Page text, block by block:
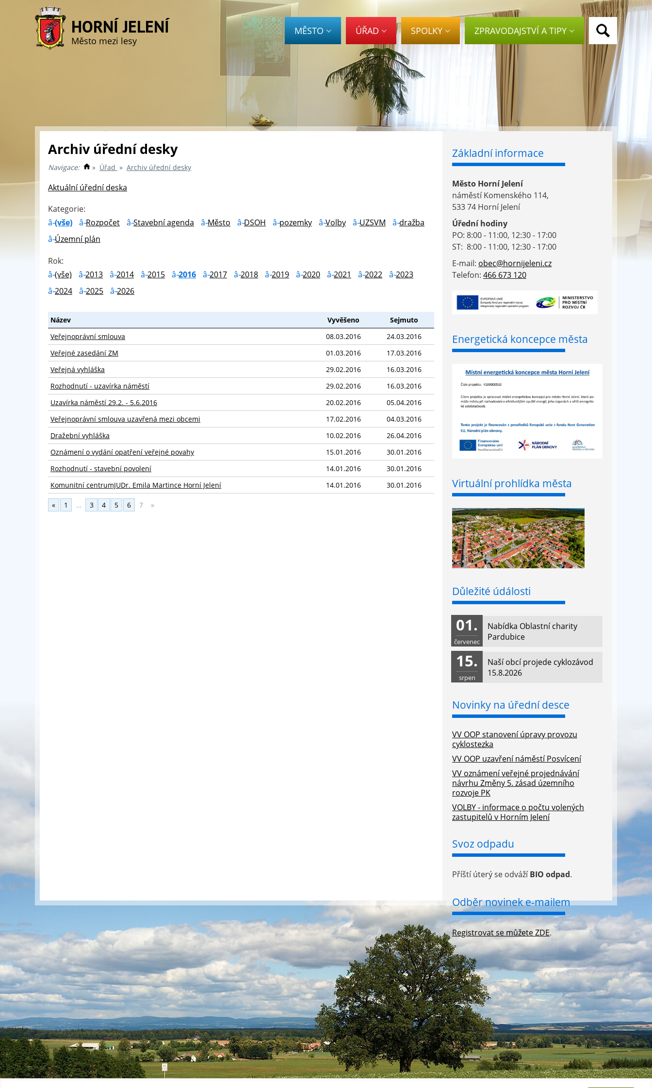
HORNÍ JELENÍ
Město mezi lesy
MĚSTO ÚŘAD SPOLKY ZPRAVODAJSTVÍ A TIPY
Archiv úřední desky
Navigace: » Úřad » Archiv úřední desky
Aktuální úřední deska
Kategorie:
(vše)
Rozpočet Stavební agenda Město DSOH pozemky Volby UZSVM
dražba
Územní plán
Rok:
(vše)
2013 2014 2015 2016 2017 2018 2019 2020 2021 2022
2023
2024
2025 2026
Název Vyvěšeno
Sejmuto
Veřejnoprávní smlouva
08.03.2016
24.03.2016
Veřejné zasedání ZM
01.03.2016
17.03.2016
Veřejná vyhláška
29.02.2016
16.03.2016
Rozhodnutí - uzavírka náměstí
29.02.2016
16.03.2016
Uzavírka náměstí 29.2. - 5.6.2016
20.02.2016
05.04.2016
Veřejnoprávní smlouva uzavřená mezi obcemi
17.02.2016
04.03.2016
Dražební vyhláška
10.02.2016
26.04.2016
Oznámení o vydání opatření veřejné povahy
15.01.2016
30.01.2016
Rozhodnutí - stavební povolení
14.01.2016
30.01.2016
Komunitní centrumJUDr. Emila Martince Horní Jelení
14.01.2016 30.01.2016
« 1 … 3 4 5 6 7 »
Základní informace
Město Horní Jelení
náměstí Komenského 114,
533 74 Horní Jelení
Úřední hodiny
PO: 8:00 - 11:00, 12:30 - 17:00
ST: 8:00 - 11:00, 12:30 - 17:00
E-mail: obec@hornijeleni.cz
Telefon: 466 673 120
Energetická koncepce města
Virtuální prohlídka města
Důležité údálosti
Nabídka Oblastní charity
Pardubice
01.
červenec
Naší obcí projede cyklozávod
15.8.2026
15.
srpen
Novinky na úřední desce
VV OOP stanovení úpravy provozu
cyklostezka
VV OOP uzavření náměstí Posvícení
VV oznámení veřejné projednávání
návrhu Změny 5. zásad územního
rozvoje PK
VOLBY - informace o počtu volených
zastupitelů v Horním Jelení
Svoz odpadu
Příští úterý se odvážíBIO odpad.
Odběr novinek e-mailem
Registrovat se můžete ZDE.